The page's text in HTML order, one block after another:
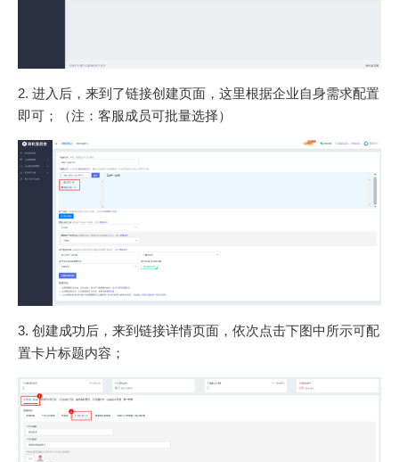
2. 进入后，来到了链接创建页面，这里根据企业自身需求配置
即可；（注：客服成员可批量选择）
3. 创建成功后，来到链接详情页面，依次点击下图中所示可配
置卡片标题内容；